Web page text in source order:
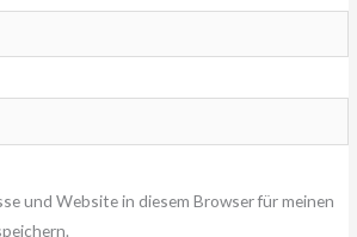
und Website in diesem Browser für meinen